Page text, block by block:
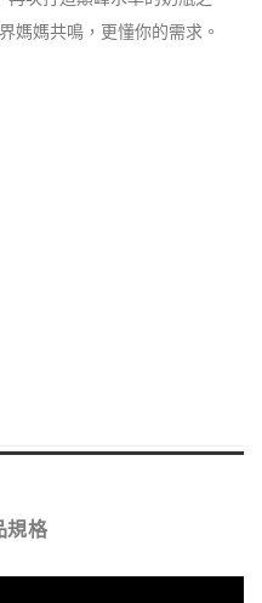
媽媽共鳴，更懂你的需求。
規格